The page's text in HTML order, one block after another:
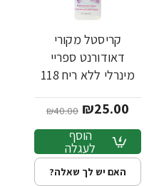
קריסטל מקורי
דאודורנט ספריי
מינרלי ללא ריח 118
Body
₪25.00
₪40.00
הוסף
לעגלה
האם יש לך שאלה?